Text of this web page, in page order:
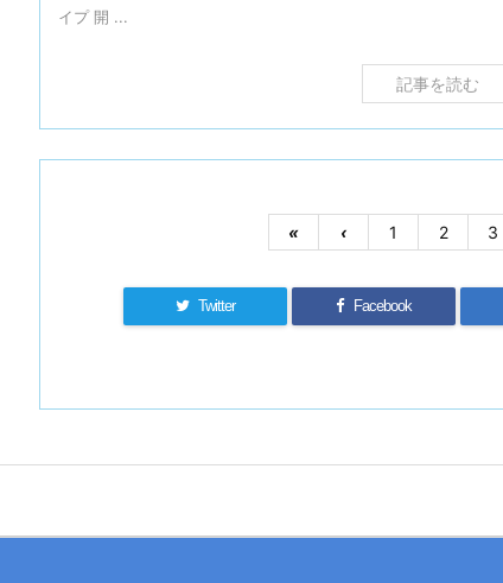
イプ 開 ...
記事を読む
« ‹ 1 2 3
Twitter Facebook